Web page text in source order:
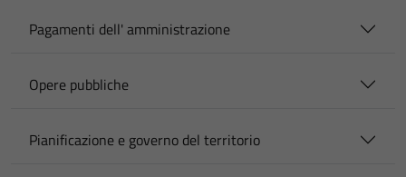
Pagamenti dell' amministrazione
Opere pubbliche
Pianificazione e governo del territorio